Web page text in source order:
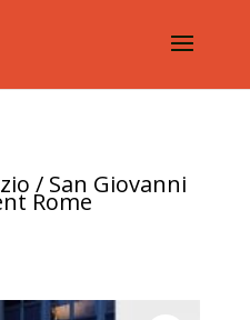
/ San Giovanni
Rome